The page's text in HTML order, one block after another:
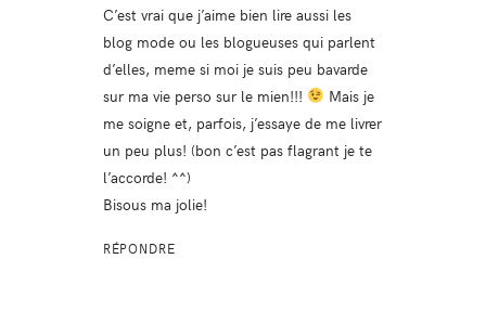
C’est vrai que j’aime bien lire aussi les
blog mode ou les blogueuses qui parlent
d’elles, meme si moi je suis peu bavarde
sur ma vie perso sur le mien!!!
Mais je
me soigne et, parfois, j’essaye de me livrer
un peu plus! (bon c’est pas flagrant je te
l’accorde! ^^)
Bisous ma jolie!
RÉPONDRE